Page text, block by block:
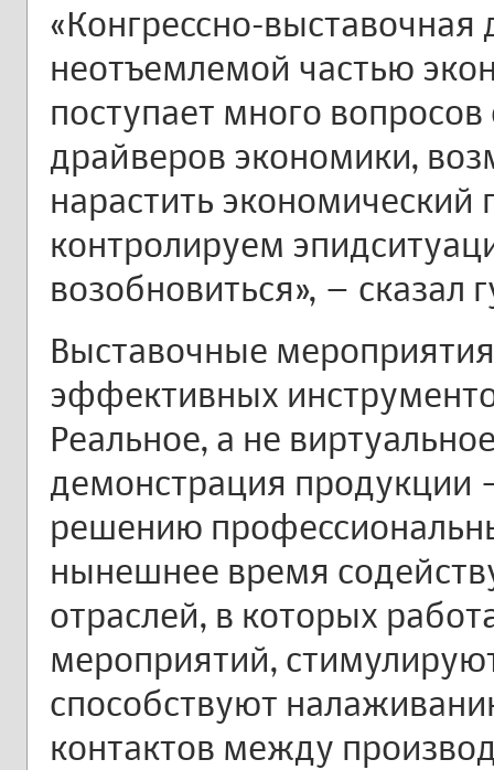
«Конгрессно-выставочная
неотъемлемой частью
поступает много
драйверов экономики,
нарастить
контролируем
возобновиться», – сказал
Выставочные
эффективных
Реальное, а не
демонстрация продукции
решению
нынешнее время
отраслей, в которых
мероприятий,
способствуют
контактов между